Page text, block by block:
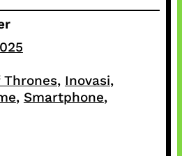
Thrones, Inovasi ,
, Smartphone ,